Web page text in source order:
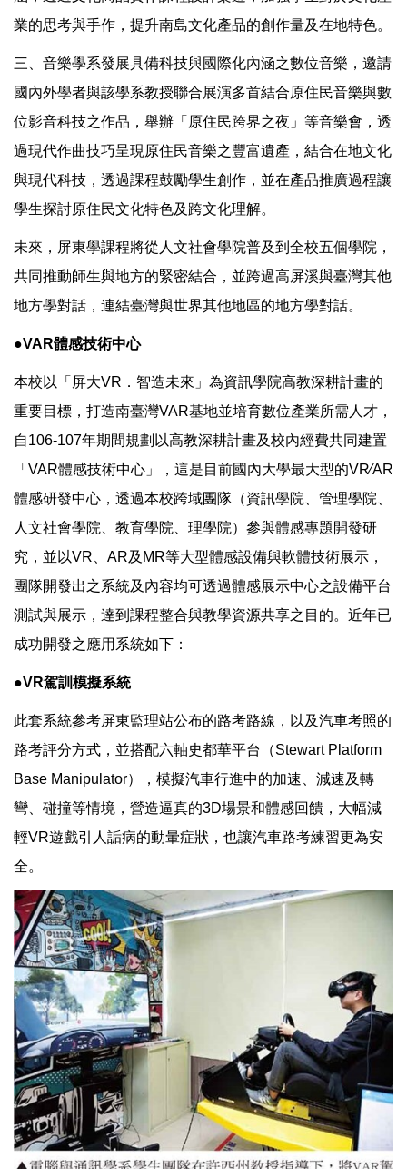
業的思考與手作，提升南島文化產品的創作量及在地特色。
三、音樂學系發展具備科技與國際化內涵之數位音樂，邀請
國內外學者與該學系教授聯合展演多首結合原住民音樂與數
位影音科技之作品，舉辦「原住民跨界之夜」等音樂會，透
過現代作曲技巧呈現原住民音樂之豐富遺產，結合在地文化
與現代科技，透過課程鼓勵學生創作，並在產品推廣過程讓
學生探討原住民文化特色及跨文化理解。
未來，屏東學課程將從人文社會學院普及到全校五個學院，
共同推動師生與地方的緊密結合，並跨過高屏溪與臺灣其他
地方學對話，連結臺灣與世界其他地區的地方學對話。
●VAR體感技術中心
本校以「屏大VR．智造未來」為資訊學院高教深耕計畫的
重要目標，打造南臺灣VAR基地並培育數位產業所需人才，
自106-107年期間規劃以高教深耕計畫及校內經費共同建置
「VAR體感技術中心」，這是目前國內大學最大型的VR∕AR
體感研發中心，透過本校跨域團隊（資訊學院、管理學院、
人文社會學院、教育學院、理學院）參與體感專題開發研
究，並以VR、AR及MR等大型體感設備與軟體技術展示，
團隊開發出之系統及內容均可透過體感展示中心之設備平台
測試與展示，達到課程整合與教學資源共享之目的。近年已
成功開發之應用系統如下：
●VR駕訓模擬系統
此套系統參考屏東監理站公布的路考路線，以及汽車考照的
路考評分方式，並搭配六軸史都華平台（Stewart Platform
Base Manipulator），模擬汽車行進中的加速、減速及轉
彎、碰撞等情境，營造逼真的3D場景和體感回饋，大幅減
輕VR遊戲引人詬病的動暈症狀，也讓汽車路考練習更為安
全。